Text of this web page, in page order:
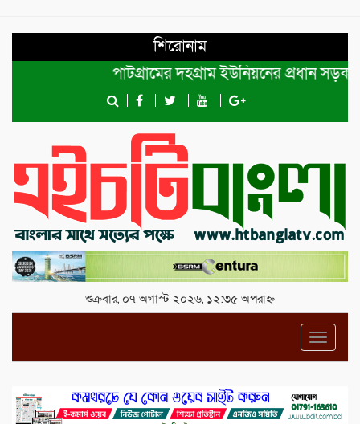
শিরোনাম
পাটগ্রামের দহগ্রাম ইউনিয়নের প্রধান সড়ক
শুক্রবার, ০৭ অগাস্ট ২০২৬, ১২:৩৫ অপরাহ্ন